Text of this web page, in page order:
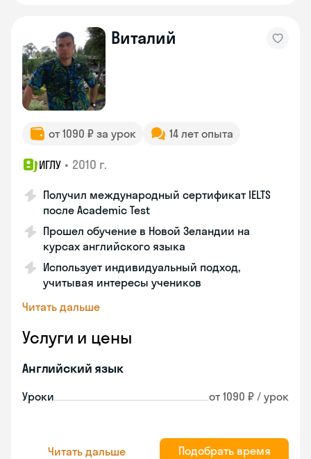
Виталий
от 1090 ₽ за урок 14 лет опыта
ИГЛУ • 2010 г.
Получил международный сертификат IELTS
после Academic Test
Прошел обучение в Новой Зеландии на
курсах английского языка
Использует индивидуальный подход,
учитывая интересы учеников
Читать дальше
Услуги и цены
Английский язык
Уроки от 1090 ₽ / урок
Читать дальше Подобрать время